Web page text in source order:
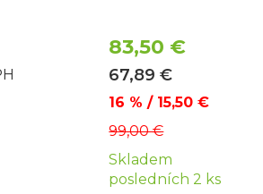
83,50 €
67,89 €
16 % / 15,50 €
99,00 €
Skladem
posledních 2 ks